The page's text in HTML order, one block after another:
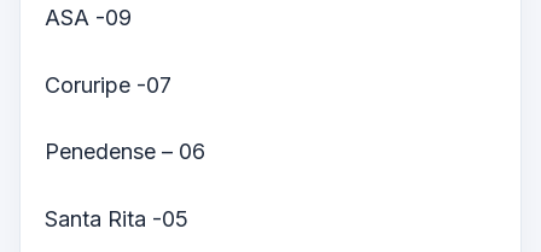
ASA -09
Coruripe -07
Penedense – 06
Santa Rita -05